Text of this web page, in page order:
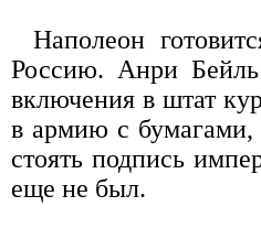
Наполеон
Россию. Анри Бейль
включения в штат
в армию с
стоять подпись
еще не был.